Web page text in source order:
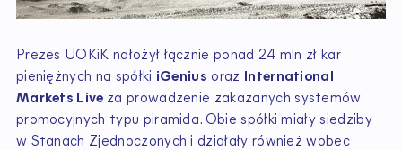
Prezes UOKiK nałożył łącznie ponad 24 mln zł kar
pieniężnych na spółki iGenius oraz
International
Markets Live za prowadzenie zakazanych systemów
promocyjnych typu piramida. Obie spółki miały siedziby
w Stanach Zjednoczonych i działały również wobec